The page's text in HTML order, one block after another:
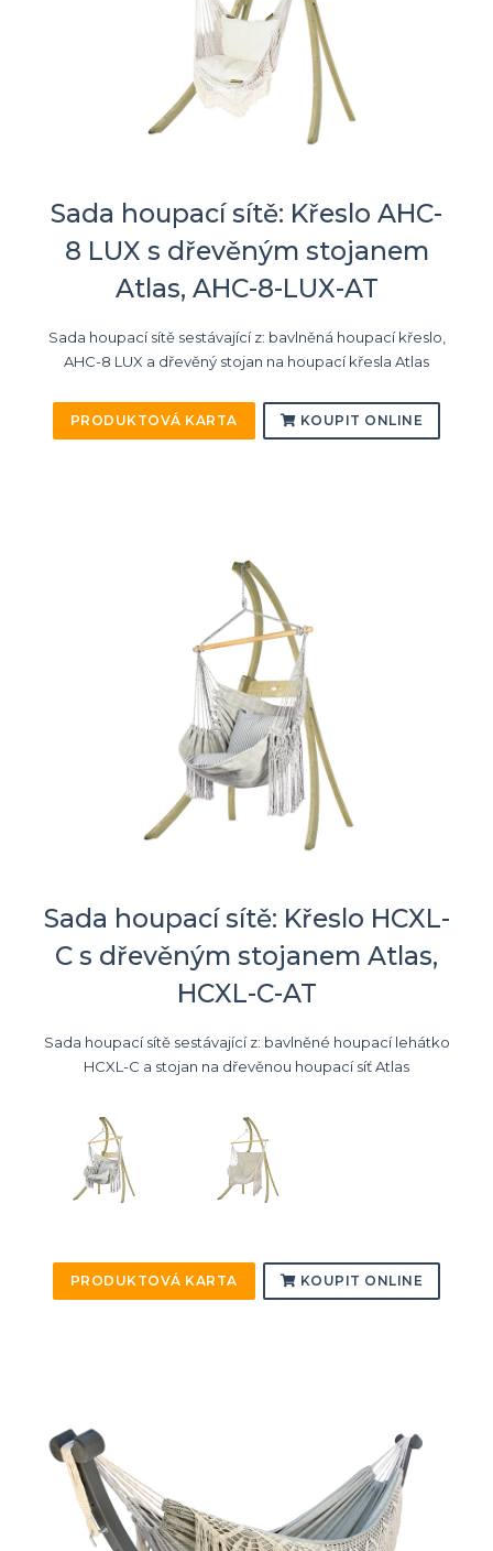
Sada houpací sítě: Křeslo AHC-
8 LUX s dřevěným stojanem
Atlas, AHC-8-LUX-AT
Sada houpací sítě sestávající z: bavlněná houpací křeslo,
AHC-8 LUX a dřevěný stojan na houpací křesla Atlas
PRODUKTOVÁ KARTA KOUPIT ONLINE
Sada houpací sítě: Křeslo HCXL-
C s dřevěným stojanem Atlas,
HCXL-C-AT
Sada houpací sítě sestávající z: bavlněné houpací lehátko
HCXL-C a stojan na dřevěnou houpací síť Atlas
PRODUKTOVÁ KARTA KOUPIT ONLINE